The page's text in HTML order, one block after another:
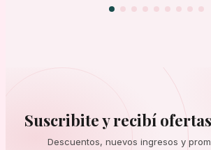
Suscribite y recibí
Descuentos, nuevos ingresos y